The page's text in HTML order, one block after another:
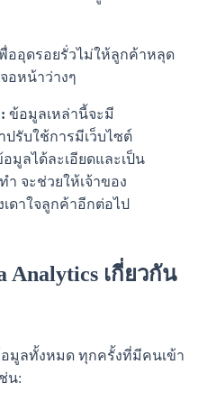
พื่ออุดรอยรั่วไม่ให้ลูกค้าหลุด
อหน้าว่างๆ
ข้อมูลเหล่านี้จะมี
ปรับใช้การมีเว็บไซต์
มูลได้ละเอียดและเป็น
ำ จะช่วยให้เจ้าของ
ดาใจลูกค้าอีกต่อไป
Analytics เกี่ยวกัน
มูลทั้งหมด ทุกครั้งที่มีคนเข้า
น: